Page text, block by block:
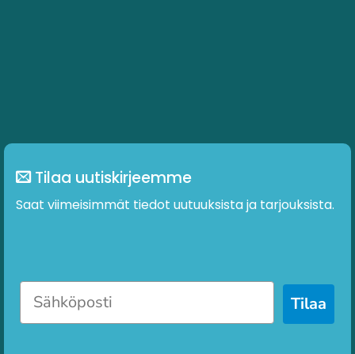
Tilaa uutiskirjeemme
Saat viimeisimmät tiedot uutuuksista ja tarjouksista.
Tilaa